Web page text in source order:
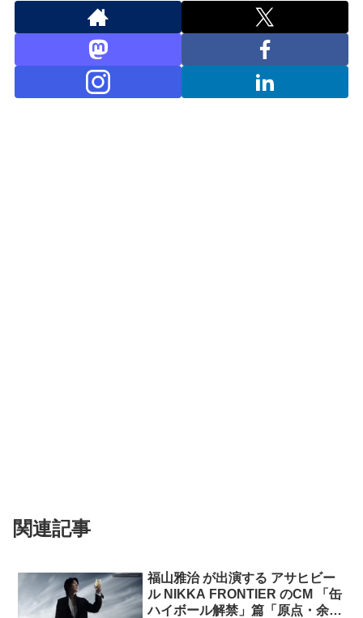
関連記事
福山雅治 が出演する アサヒビー
ル NIKKA FRONTIER のCM 「缶
ハイボール解禁」篇「原点・余市